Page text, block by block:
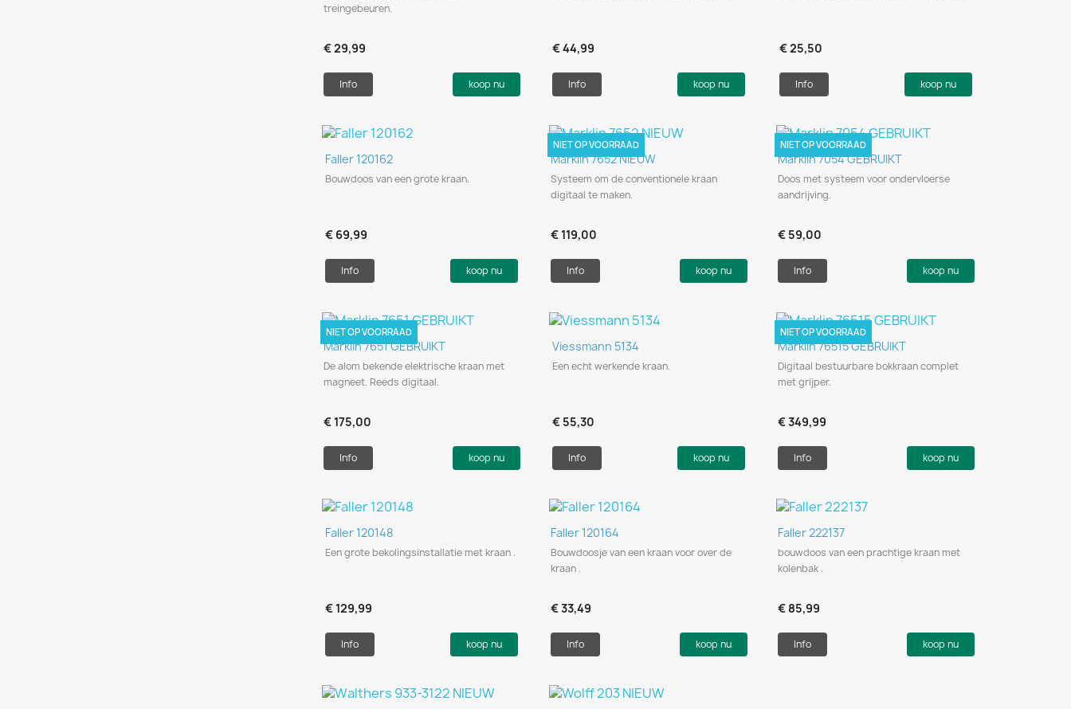
treingebeuren.
€ 29,99
Info koop nu
€ 44,99
Info koop nu
€ 25,50
Info koop nu
Snel bekijken
Faller 120162
Bouwdoos van een grote kraan.
€ 69,99
Info koop nu
Snel bekijken
Marklin 7652 NIEUW
Systeem om de conventionele kraan
digitaal te maken.
€ 119,00
Info koop nu
NIET OP VOORRAAD
Snel bekijken
Marklin 7054 GEBRUIKT
Doos met systeem voor ondervloerse
aandrijving.
€ 59,00
Info koop nu
NIET OP VOORRAAD
Snel bekijken
Marklin 7651 GEBRUIKT
De alom bekende elektrische kraan met
magneet. Reeds digitaal.
€ 175,00
Info koop nu
NIET OP VOORRAAD
Snel bekijken
Viessmann 5134
Een echt werkende kraan.
€ 55,30
Info koop nu
Snel bekijken
Marklin 76515 GEBRUIKT
Digitaal bestuurbare bokkraan complet
met grijper.
€ 349,99
Info koop nu
NIET OP VOORRAAD
Snel bekijken
Faller 120148
Een grote bekolingsinstallatie met kraan .
€ 129,99
Info koop nu
Snel bekijken
Faller 120164
Bouwdoosje van een kraan voor over de
kraan .
€ 33,49
Info koop nu
Snel bekijken
Faller 222137
bouwdoos van een prachtige kraan met
kolenbak .
€ 85,99
Info koop nu